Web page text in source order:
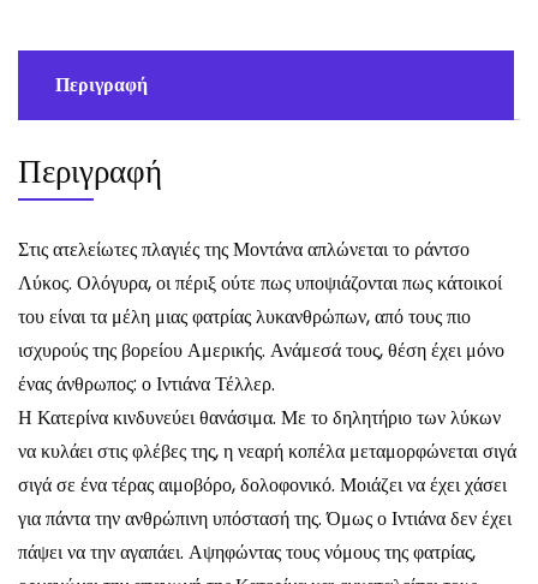
Περιγραφή
Περιγραφή
Στις ατελείωτες πλαγιές της Μοντάνα απλώνεται το ράντσο
Λύκος. Ολόγυρα, οι πέριξ ούτε πως υποψιάζονται πως κάτοικοί
του είναι τα μέλη μιας φατρίας λυκανθρώπων, από τους πιο
ισχυρούς της βορείου Αμερικής. Ανάμεσά τους, θέση έχει μόνο
ένας άνθρωπος: ο Ιντιάνα Τέλλερ.
Η Κατερίνα κινδυνεύει θανάσιμα. Με το δηλητήριο των λύκων
να κυλάει στις φλέβες της, η νεαρή κοπέλα μεταμορφώνεται σιγά
σιγά σε ένα τέρας αιμοβόρο, δολοφονικό. Μοιάζει να έχει χάσει
για πάντα την ανθρώπινη υπόστασή της. Όμως ο Ιντιάνα δεν έχει
πάψει να την αγαπάει. Αψηφώντας τους νόμους της φατρίας,